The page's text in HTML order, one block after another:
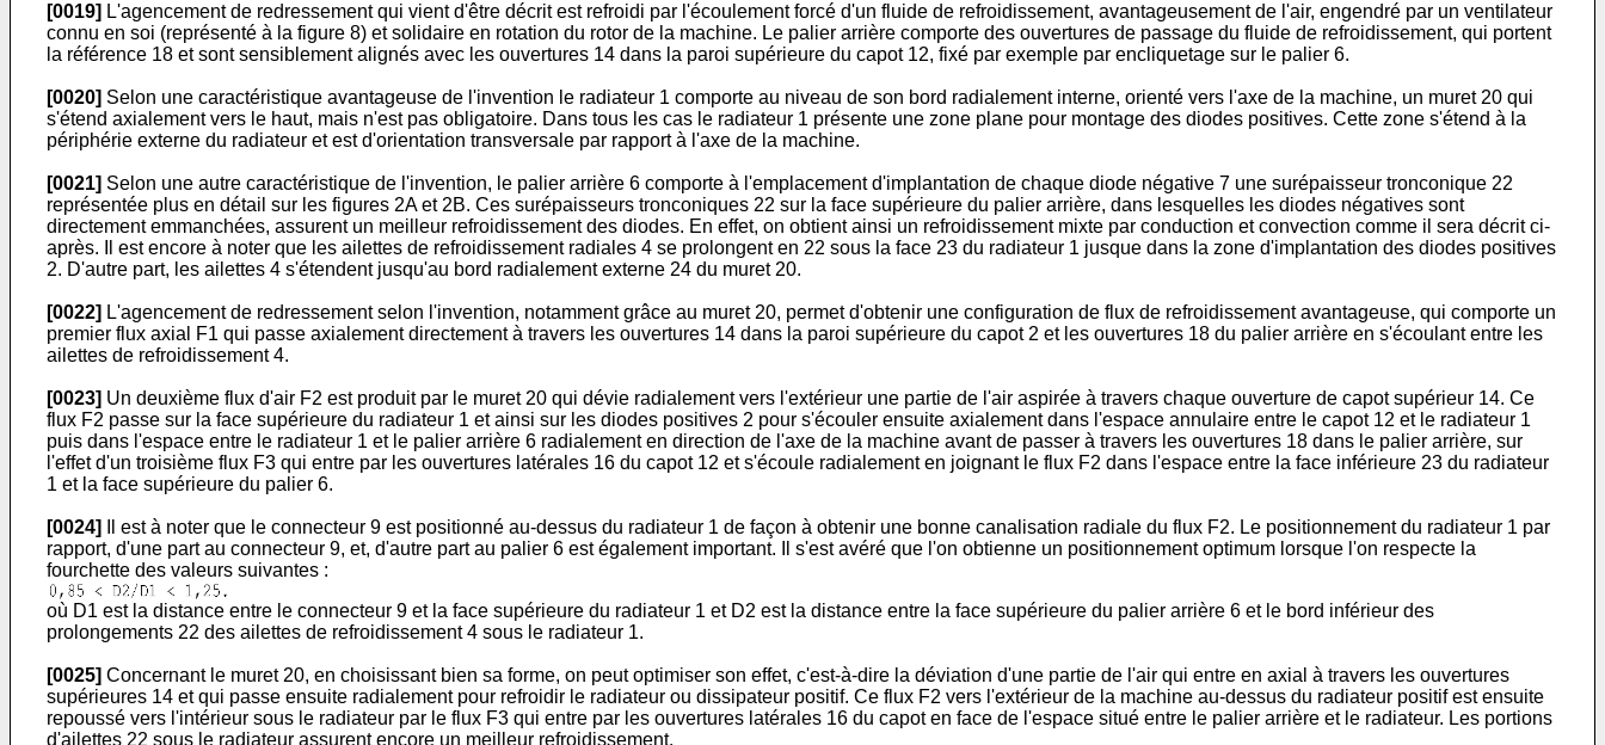
[0019] L'agencement de redressement qui vient d'être décrit est refroidi par l'écoulement forcé d'un fluide de refroidissement, avantageusement de l'air, engendré par un ventilateur
connu en soi (représenté à la figure 8) et solidaire en rotation du rotor de la machine. Le palier arrière comporte des ouvertures de passage du fluide de refroidissement, qui portent
la référence 18 et sont sensiblement alignés avec les ouvertures 14 dans la paroi supérieure du capot 12, fixé par exemple par encliquetage sur le palier 6.
[0020] Selon une caractéristique avantageuse de l'invention le radiateur 1 comporte au niveau de son bord radialement interne, orienté vers l'axe de la machine, un muret 20 qui
s'étend axialement vers le haut, mais n'est pas obligatoire. Dans tous les cas le radiateur 1 présente une zone plane pour montage des diodes positives. Cette zone s'étend à la
périphérie externe du radiateur et est d'orientation transversale par rapport à l'axe de la machine.
[0021] Selon une autre caractéristique de l'invention, le palier arrière 6 comporte à l'emplacement d'implantation de chaque diode négative 7 une surépaisseur tronconique 22
représentée plus en détail sur les figures 2A et 2B. Ces surépaisseurs tronconiques 22 sur la face supérieure du palier arrière, dans lesquelles les diodes négatives sont
directement emmanchées, assurent un meilleur refroidissement des diodes. En effet, on obtient ainsi un refroidissement mixte par conduction et convection comme il sera décrit ci-
après. Il est encore à noter que les ailettes de refroidissement radiales 4 se prolongent en 22 sous la face 23 du radiateur 1 jusque dans la zone d'implantation des diodes positives
2. D'autre part, les ailettes 4 s'étendent jusqu'au bord radialement externe 24 du muret 20.
[0022] L'agencement de redressement selon l'invention, notamment grâce au muret 20, permet d'obtenir une configuration de flux de refroidissement avantageuse, qui comporte un
premier flux axial F1 qui passe axialement directement à travers les ouvertures 14 dans la paroi supérieure du capot 2 et les ouvertures 18 du palier arrière en s'écoulant entre les
ailettes de refroidissement 4.
[0023] Un deuxième flux d'air F2 est produit par le muret 20 qui dévie radialement vers l'extérieur une partie de l'air aspirée à travers chaque ouverture de capot supérieur 14. Ce
flux F2 passe sur la face supérieure du radiateur 1 et ainsi sur les diodes positives 2 pour s'écouler ensuite axialement dans l'espace annulaire entre le capot 12 et le radiateur 1
puis dans l'espace entre le radiateur 1 et le palier arrière 6 radialement en direction de l'axe de la machine avant de passer à travers les ouvertures 18 dans le palier arrière, sur
l'effet d'un troisième flux F3 qui entre par les ouvertures latérales 16 du capot 12 et s'écoule radialement en joignant le flux F2 dans l'espace entre la face inférieure 23 du radiateur
1 et la face supérieure du palier 6.
[0024]
Il est à noter que le connecteur 9 est positionné au-dessus du radiateur 1 de façon à obtenir une bonne canalisation radiale du flux F2. Le positionnement du radiateur 1 par
rapport, d'une part au connecteur 9, et, d'autre part au palier 6 est également important. Il s'est avéré que l'on obtienne un positionnement optimum lorsque l'on respecte la
fourchette des valeurs suivantes :
où D1 est la distance entre le connecteur 9 et la face supérieure du radiateur 1 et D2 est la distance entre la face supérieure du palier arrière 6 et le bord inférieur des
prolongements 22 des ailettes de refroidissement 4 sous le radiateur 1.
[0025] Concernant le muret 20, en choisissant bien sa forme, on peut optimiser son effet, c'est-à-dire la déviation d'une partie de l'air qui entre en axial à travers les ouvertures
supérieures 14 et qui passe ensuite radialement pour refroidir le radiateur ou dissipateur positif. Ce flux F2 vers l'extérieur de la machine au-dessus du radiateur positif est ensuite
repoussé vers l'intérieur sous le radiateur par le flux F3 qui entre par les ouvertures latérales 16 du capot en face de l'espace situé entre le palier arrière et le radiateur. Les portions
d'ailettes 22 sous le radiateur assurent encore un meilleur refroidissement.